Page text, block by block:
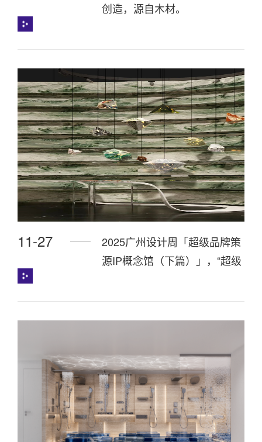
创造，源自木材。
11-27
2025广州设计周「超级品牌策
源IP概念馆（下篇）」，“超级
引趋势！